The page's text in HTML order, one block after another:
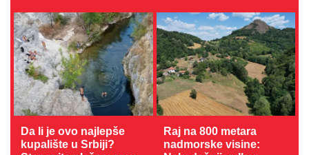
Da li je ovo najlepše
kupalište u Srbiji?
Raj na 800 metara
nadmorske visine: